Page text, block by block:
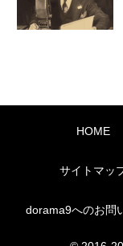
HOME
サイトマッ
dorama9へのお問